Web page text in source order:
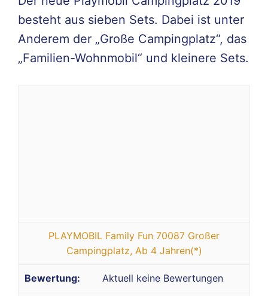
besteht aus sieben Sets. Dabei ist unter
Anderem der „Große Campingplatz“, das
„Familien-Wohnmobil“ und kleinere Sets.
PLAYMOBIL Family Fun 70087 Großer
Campingplatz, Ab 4 Jahren(*)
Aktuell keine Bewertungen